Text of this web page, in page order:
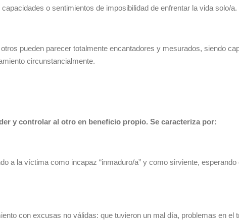
o sentimientos de imposibilidad de enfrentar la vida solo/a.
pueden parecer totalmente encantadores y mesurados, siendo
circunstancialmente.
y controlar al otro en beneficio propio. Se caracteriza por:
a la víctima como incapaz “inmaduro/a” y como sirviente,
con excusas no válidas: que tuvieron un mal día, problemas en